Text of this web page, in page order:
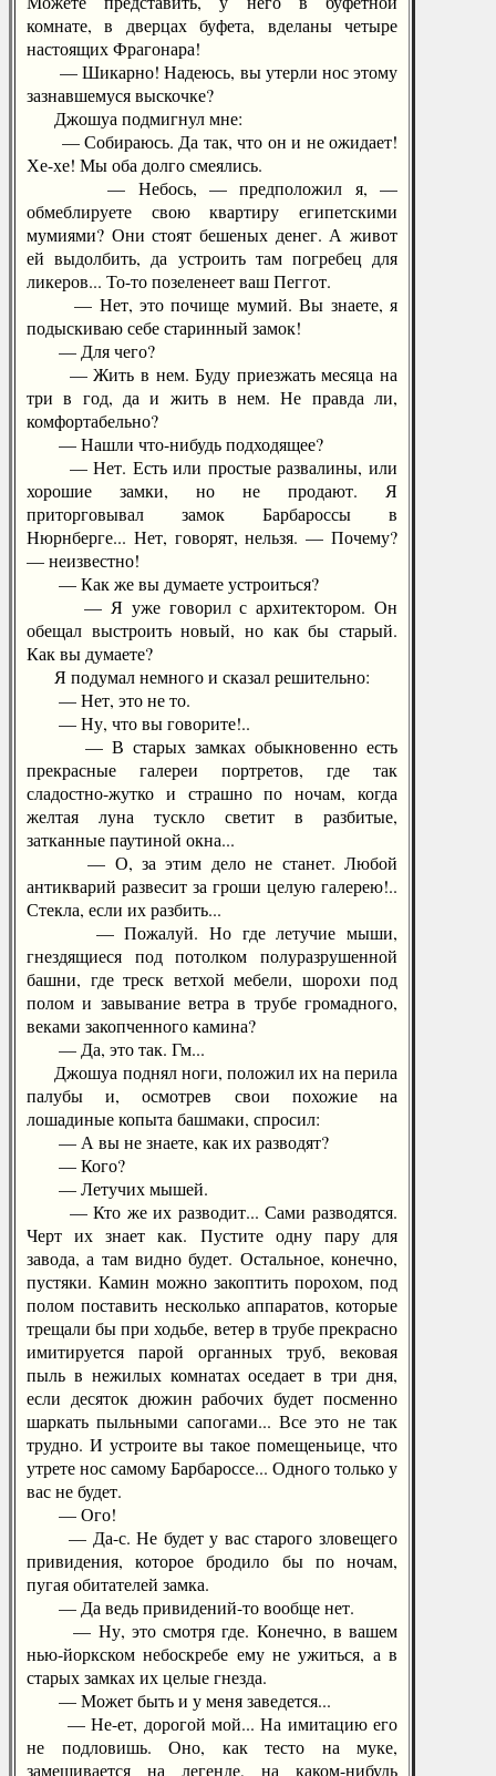
комнате, в дверцах буфета, вделаны четыре
настоящих Фрагонара!
— Шикарно! Надеюсь, вы утерли нос этому
зазнавшемуся выскочке?
Джошуа подмигнул мне:
— Собираюсь. Да так, что он и не ожидает!
Хе-хе! Мы оба долго смеялись.
— Небось, — предположил я, —
обмеблируете свою квартиру египетскими
мумиями? Они стоят бешеных денег. А живот
ей выдолбить, да устроить там погребец для
ликеров... То-то позеленеет ваш Пеггот.
— Нет, это почище мумий. Вы знаете, я
подыскиваю себе старинный замок!
— Для чего?
— Жить в нем. Буду приезжать месяца на
три в год, да и жить в нем. Не правда ли,
комфортабельно?
— Нашли что-нибудь подходящее?
— Нет. Есть или простые развалины, или
хорошие замки, но не продают. Я
приторговывал замок Барбароссы в
Нюрнберге... Нет, говорят, нельзя. — Почему?
— неизвестно!
— Как же вы думаете устроиться?
— Я уже говорил с архитектором. Он
обещал выстроить новый, но как бы старый.
Как вы думаете?
Я подумал немного и сказал решительно:
— Нет, это не то.
— Ну, что вы говорите!..
— В старых замках обыкновенно есть
прекрасные галереи портретов, где так
сладостно-жутко и страшно по ночам, когда
желтая луна тускло светит в разбитые,
затканные паутиной окна...
— О, за этим дело не станет. Любой
антикварий развесит за гроши целую галерею!..
Стекла, если их разбить...
— Пожалуй. Но где летучие мыши,
гнездящиеся под потолком полуразрушенной
башни, где треск ветхой мебели, шорохи под
полом и завывание ветра в трубе громадного,
веками закопченного камина?
— Да, это так. Гм...
Джошуа поднял ноги, положил их на перила
палубы и, осмотрев свои похожие на
лошадиные копыта башмаки, спросил:
— А вы не знаете, как их разводят?
— Кого?
— Летучих мышей.
— Кто же их разводит... Сами разводятся.
Черт их знает как. Пустите одну пару для
завода, а там видно будет. Остальное, конечно,
пустяки. Камин можно закоптить порохом, под
полом поставить несколько аппаратов, которые
трещали бы при ходьбе, ветер в трубе прекрасно
имитируется парой органных труб, вековая
пыль в нежилых комнатах оседает в три дня,
если десяток дюжин рабочих будет посменно
шаркать пыльными сапогами... Все это не так
трудно. И устроите вы такое помещеньице, что
утрете нос самому Барбароссе... Одного только у
вас не будет.
— Ого!
— Да-с. Не будет у вас старого зловещего
привидения, которое бродило бы по ночам,
пугая обитателей замка.
— Да ведь привидений-то вообще нет.
— Ну, это смотря где. Конечно, в вашем
нью-йоркском небоскребе ему не ужиться, а в
старых замках их целые гнезда.
— Может быть и у меня заведется...
— Не-ет, дорогой мой... На имитацию его
не подловишь. Оно, как тесто на муке,
замешивается на легенде, на каком-нибудь